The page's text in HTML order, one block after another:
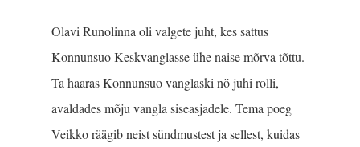
Olavi Runolinna oli valgete juht, kes sattus
Konnunsuo Keskvanglasse ühe naise mõrva tõttu.
Ta haaras Konnunsuo vanglaski nö juhi rolli,
avaldades mõju vangla siseasjadele. Tema poeg
Veikko räägib neist sündmustest ja sellest, kuidas